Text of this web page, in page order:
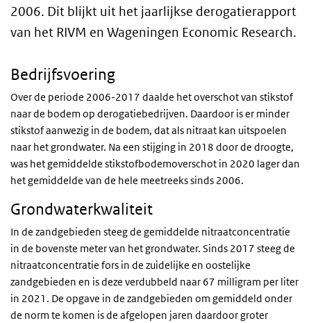
2006. Dit blijkt uit het jaarlijkse derogatierapport
van het RIVM en Wageningen Economic Research.
Bedrijfsvoering
Over de periode 2006-2017 daalde het overschot van stikstof
naar de bodem op derogatiebedrijven. Daardoor is er minder
stikstof aanwezig in de bodem, dat als nitraat kan uitspoelen
naar het grondwater. Na een stijging in 2018 door de droogte,
was het gemiddelde stikstofbodemoverschot in 2020 lager dan
het gemiddelde van de hele meetreeks sinds 2006.
Grondwaterkwaliteit
In de zandgebieden steeg de gemiddelde nitraatconcentratie
in de bovenste meter van het grondwater. Sinds 2017 steeg de
nitraatconcentratie fors in de zuidelijke en oostelijke
zandgebieden en is deze verdubbeld naar 67 milligram per liter
in 2021. De opgave in de zandgebieden om gemiddeld onder
de norm te komen is de afgelopen jaren daardoor groter